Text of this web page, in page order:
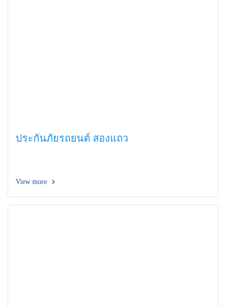
ประกันภัยรถยนต์ สองแถว
View more